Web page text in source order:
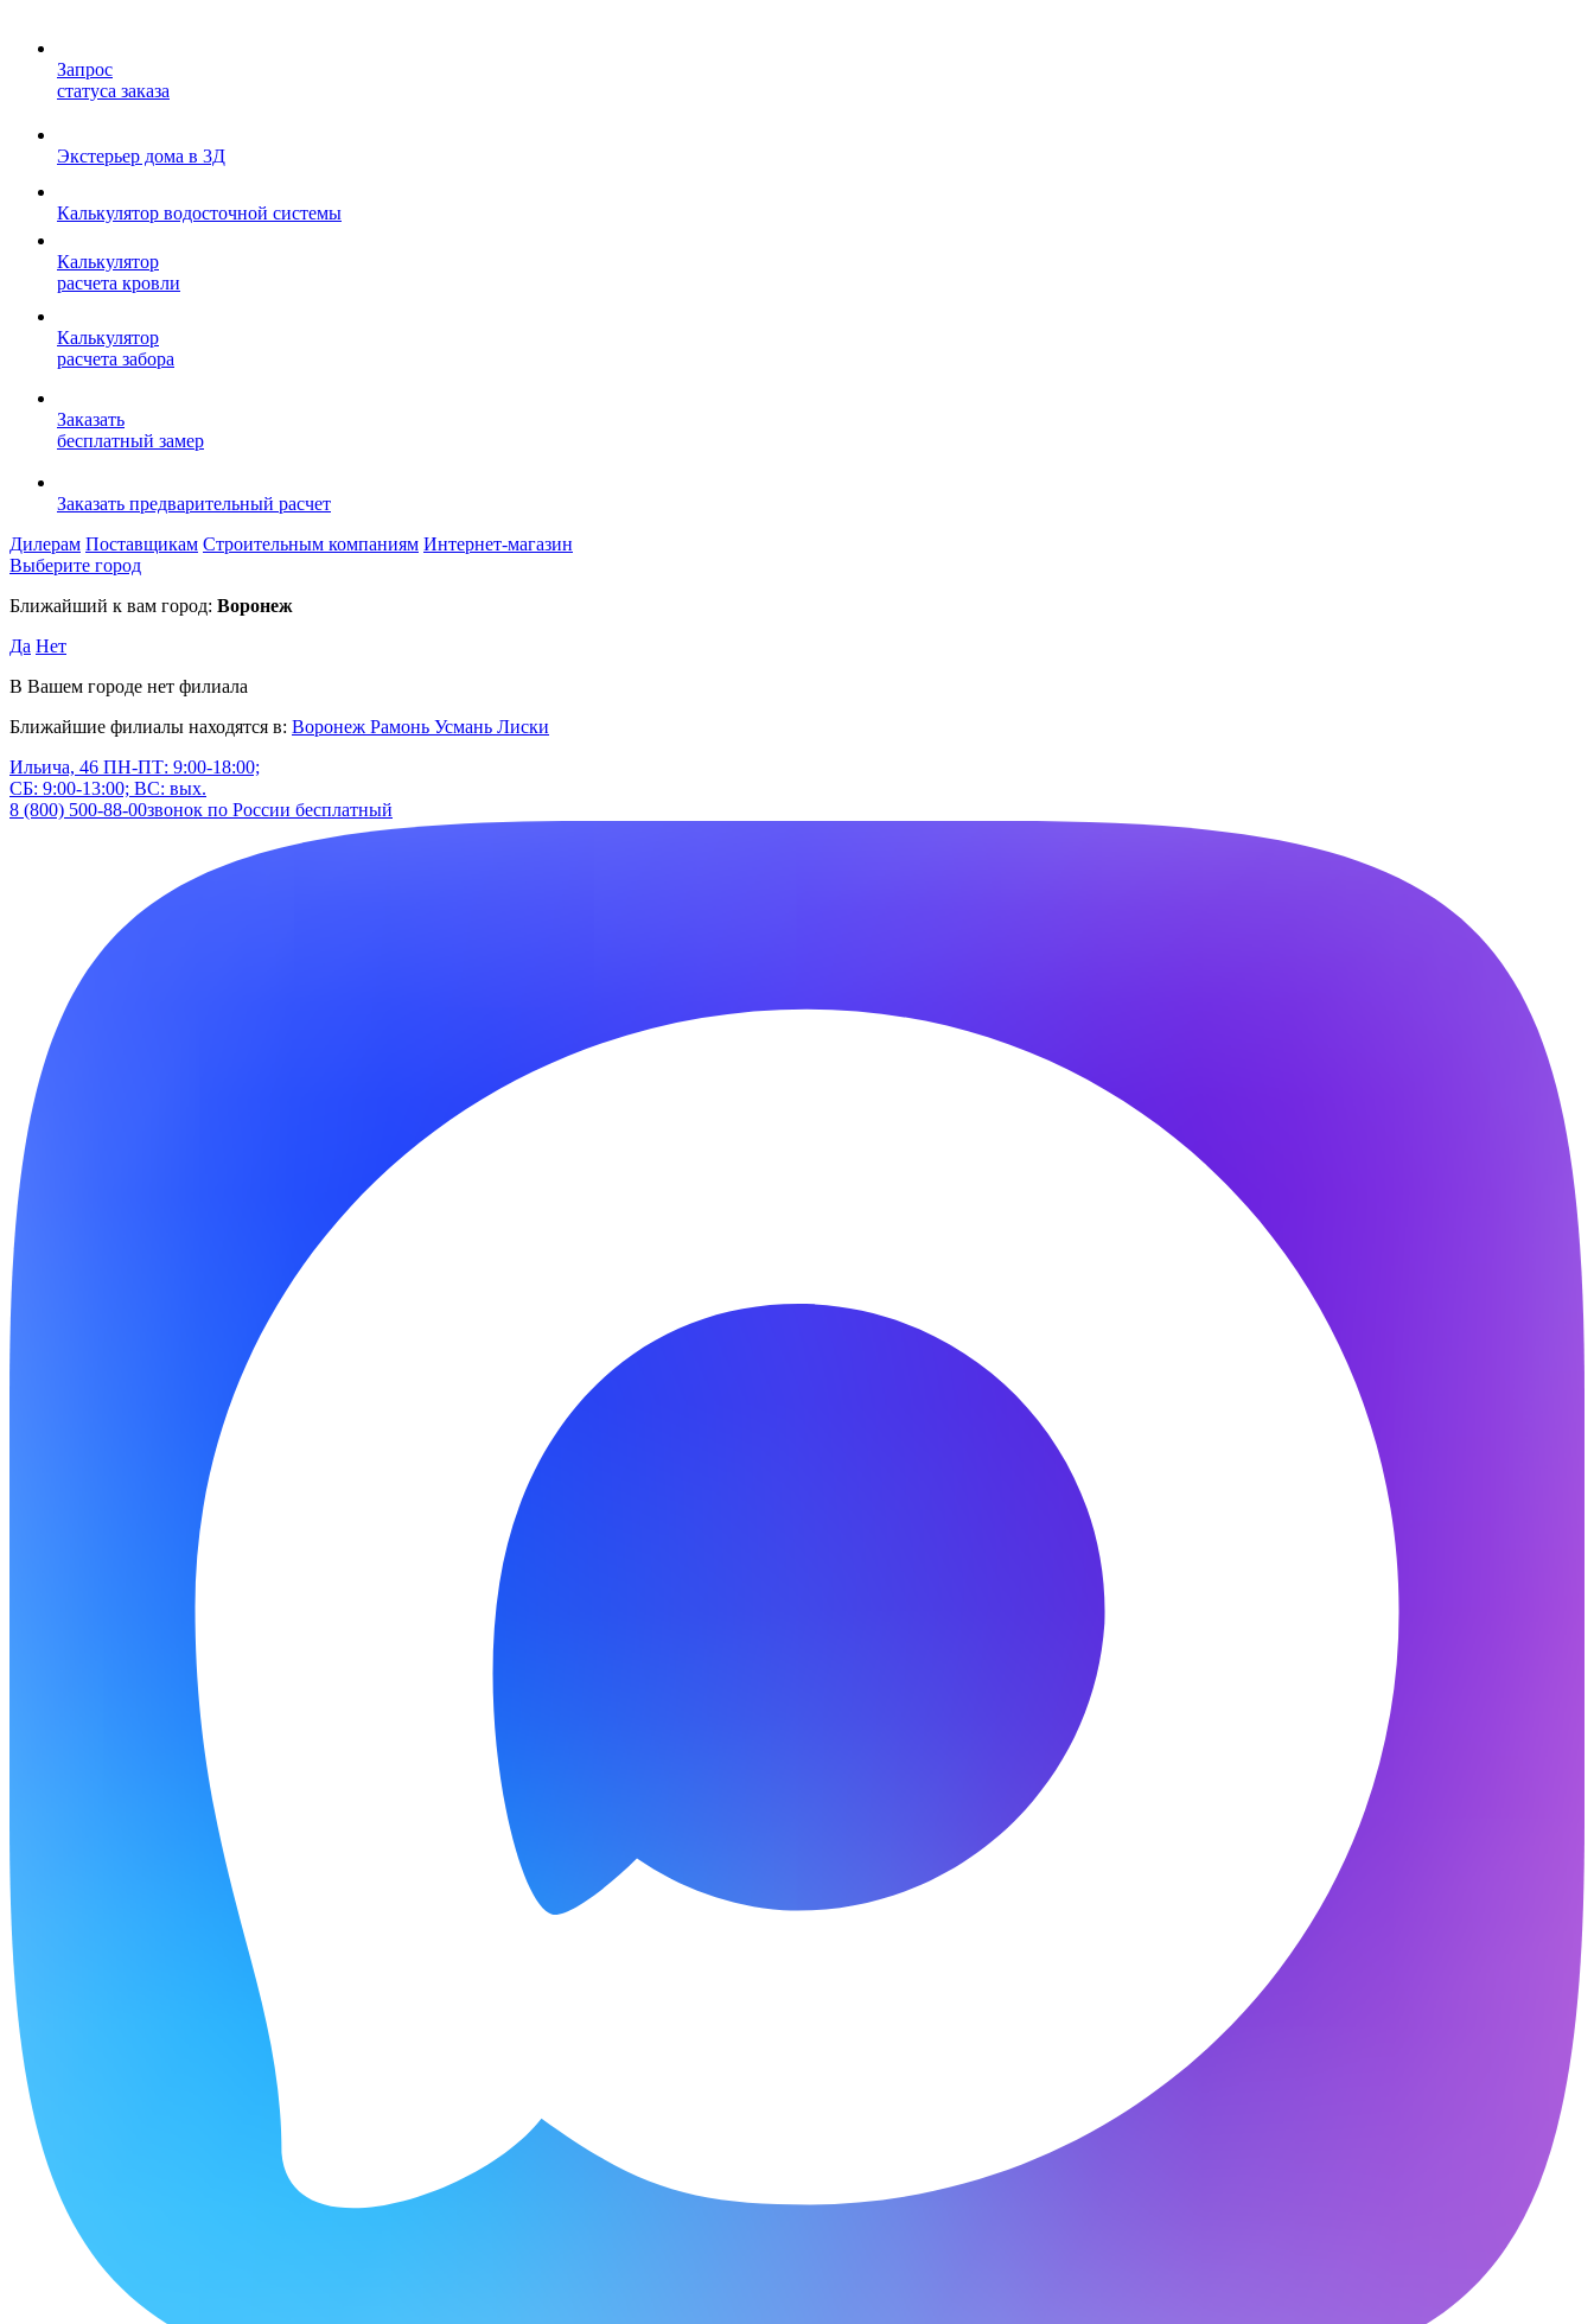
Запрос
статуса заказа
Экстерьер дома в 3Д
Калькулятор водосточной системы
Калькулятор
расчета кровли
Калькулятор
расчета забора
Заказать
бесплатный замер
Заказать предварительный расчет
Дилерам Поставщикам Строительным компаниям Интернет-магазин
Выберите город
Ближайший к вам город: Воронеж
Да Нет
В Вашем городе нет филиала
Ближайшие филиалы находятся в: Воронеж Рамонь Усмань Лиски
Ильича, 46 ПН-ПТ: 9:00-18:00;
СБ: 9:00-13:00; ВС: вых.
8 (800) 500-88-00звонок по России бесплатный